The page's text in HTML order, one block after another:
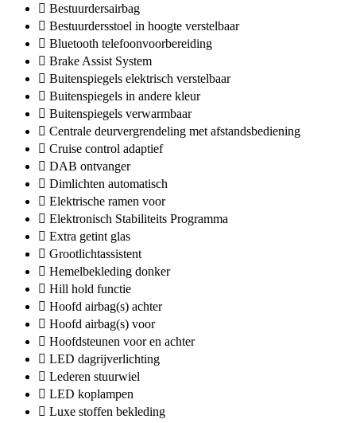
Bestuurdersairbag
Bestuurdersstoel in hoogte verstelbaar
Bluetooth telefoonvoorbereiding
Brake Assist System
Buitenspiegels elektrisch verstelbaar
Buitenspiegels in andere kleur
Buitenspiegels verwarmbaar
Centrale deurvergrendeling met afstandsbediening
Cruise control adaptief
DAB ontvanger
Dimlichten automatisch
Elektrische ramen voor
Elektronisch Stabiliteits Programma
Extra getint glas
Grootlichtassistent
Hemelbekleding donker
Hill hold functie
Hoofd airbag(s) achter
Hoofd airbag(s) voor
Hoofdsteunen voor en achter
LED dagrijverlichting
Lederen stuurwiel
LED koplampen
Luxe stoffen bekleding